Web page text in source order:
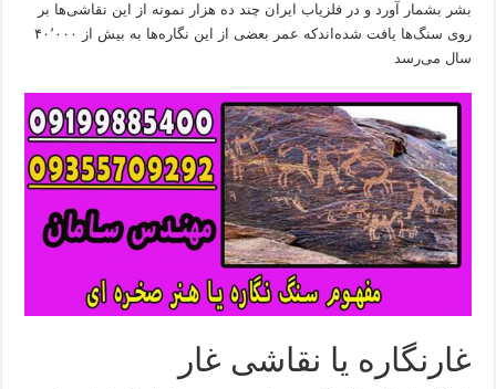
بشر بشمار آورد و در فلزیاب ایران چند ده هزار نمونه از این نقاشی‌ها بر
روی سنگ‌ها یافت شده‌اندکه عمر بعضی از این نگاره‌ها به بیش از ۴۰٬۰۰۰
سال می‌رسد
غارنگاره یا نقاشی غار